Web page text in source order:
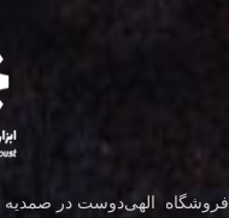
فروشگاه الهی‌دوست در صمدیه